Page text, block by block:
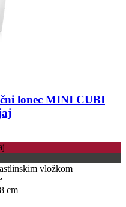
lonec MINI CUBI
vložkom
cm